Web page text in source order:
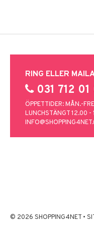
RING ELLER
031 712 01
ÖPPETTIDER: MÅN.-
LUNCHSTÄNGT 12.00 -
© 2026 SHOPPING4NET •